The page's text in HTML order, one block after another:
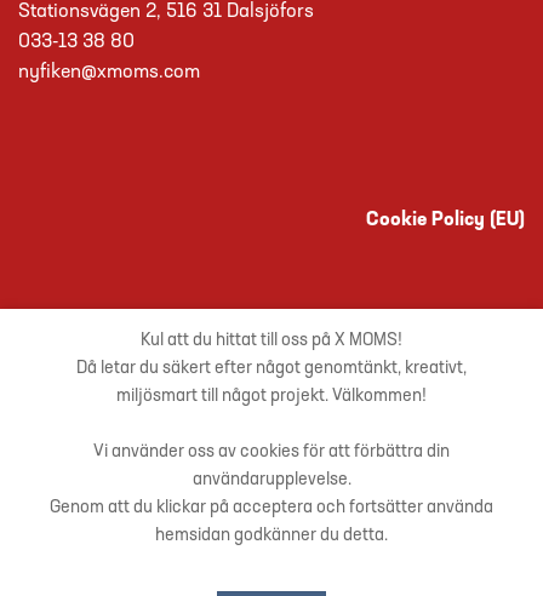
Stationsvägen 2, 516 31 Dalsjöfors
033-13 38 80
nyfiken@xmoms.com
Cookie Policy (EU)
XMOMS Företagsprofilering
samarbete med Conseo Media
Kul att du hittat till oss på X MOMS!
Då letar du säkert efter något genomtänkt, kreativt,
miljösmart till något projekt. Välkommen!
Vi använder oss av cookies för att förbättra din
användarupplevelse.
Genom att du klickar på acceptera och fortsätter använda
hemsidan godkänner du detta.